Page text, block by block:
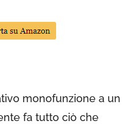
monofunzione a un
fa tutto ciò che